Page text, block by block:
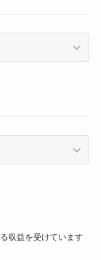
収益を受けています